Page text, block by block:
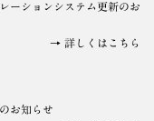
ーションシステム更新のお
→ 詳しくはこちら
お知らせ